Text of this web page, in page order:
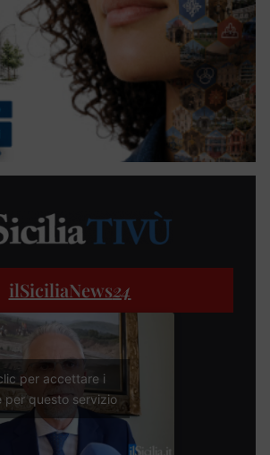
ilSiciliaNews24
per accettare i
per questo servizio